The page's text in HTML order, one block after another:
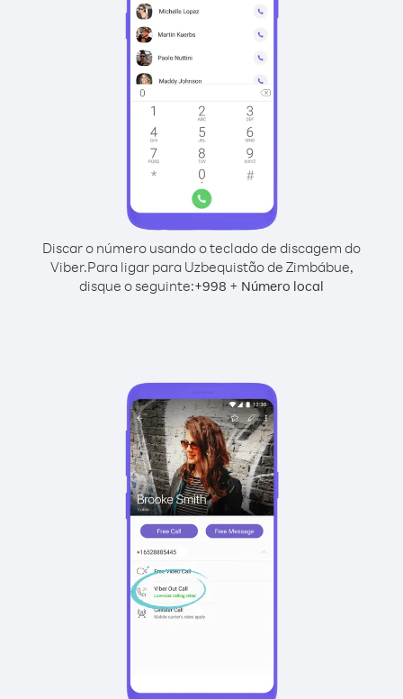
Discar o número usando o teclado de discagem do
Viber.Para ligar para Uzbequistão de Zimbábue,
disque o seguinte:+998 + Número local